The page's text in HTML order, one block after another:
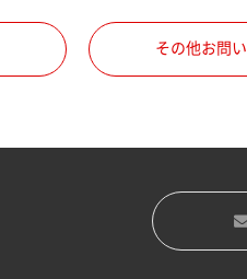
その他お問